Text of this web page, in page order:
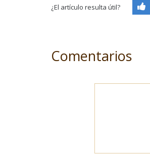
¿El artículo resulta útil?
Comentarios